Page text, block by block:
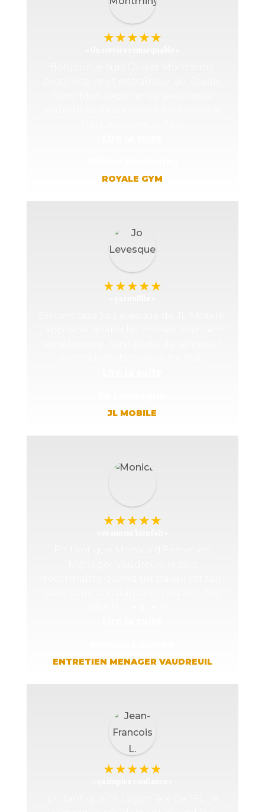
★★★★★
ROYALE GYM
★★★★★
JL MOBILE
★★★★★
ENTRETIEN MENAGER VAUDREUIL
★★★★★